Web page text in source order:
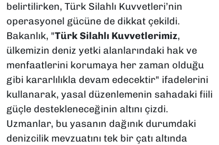
belirtilirken, Türk Silahlı Kuvvetleri’nin
operasyonel gücüne de dikkat çekildi.
Bakanlık, "Türk Silahlı Kuvvetlerimiz,
ülkemizin deniz yetki alanlarındaki hak ve
menfaatlerini korumaya her zaman olduğu
gibi kararlılıkla devam edecektir" ifadelerini
kullanarak, yasal düzenlemenin sahadaki fiili
güçle destekleneceğinin altını çizdi.
Uzmanlar, bu yasanın dağınık durumdaki
denizcilik mevzuatını tek bir çatı altında